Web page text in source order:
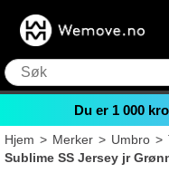
Du er 1 000
Hjem>Merker>Umbro>
Sublime SS Jersey jr